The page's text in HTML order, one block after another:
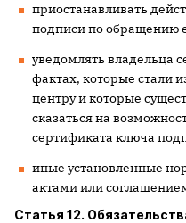
приостанавливать
подписи по обращению
уведомлять владельца
фактах, которые стали
центру и которые
сказаться на
сертификата ключа
иные установленные
актами или
Статья 12.